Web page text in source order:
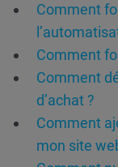
Comment
Comment
Comment
d’achat ?
Comment
mon site